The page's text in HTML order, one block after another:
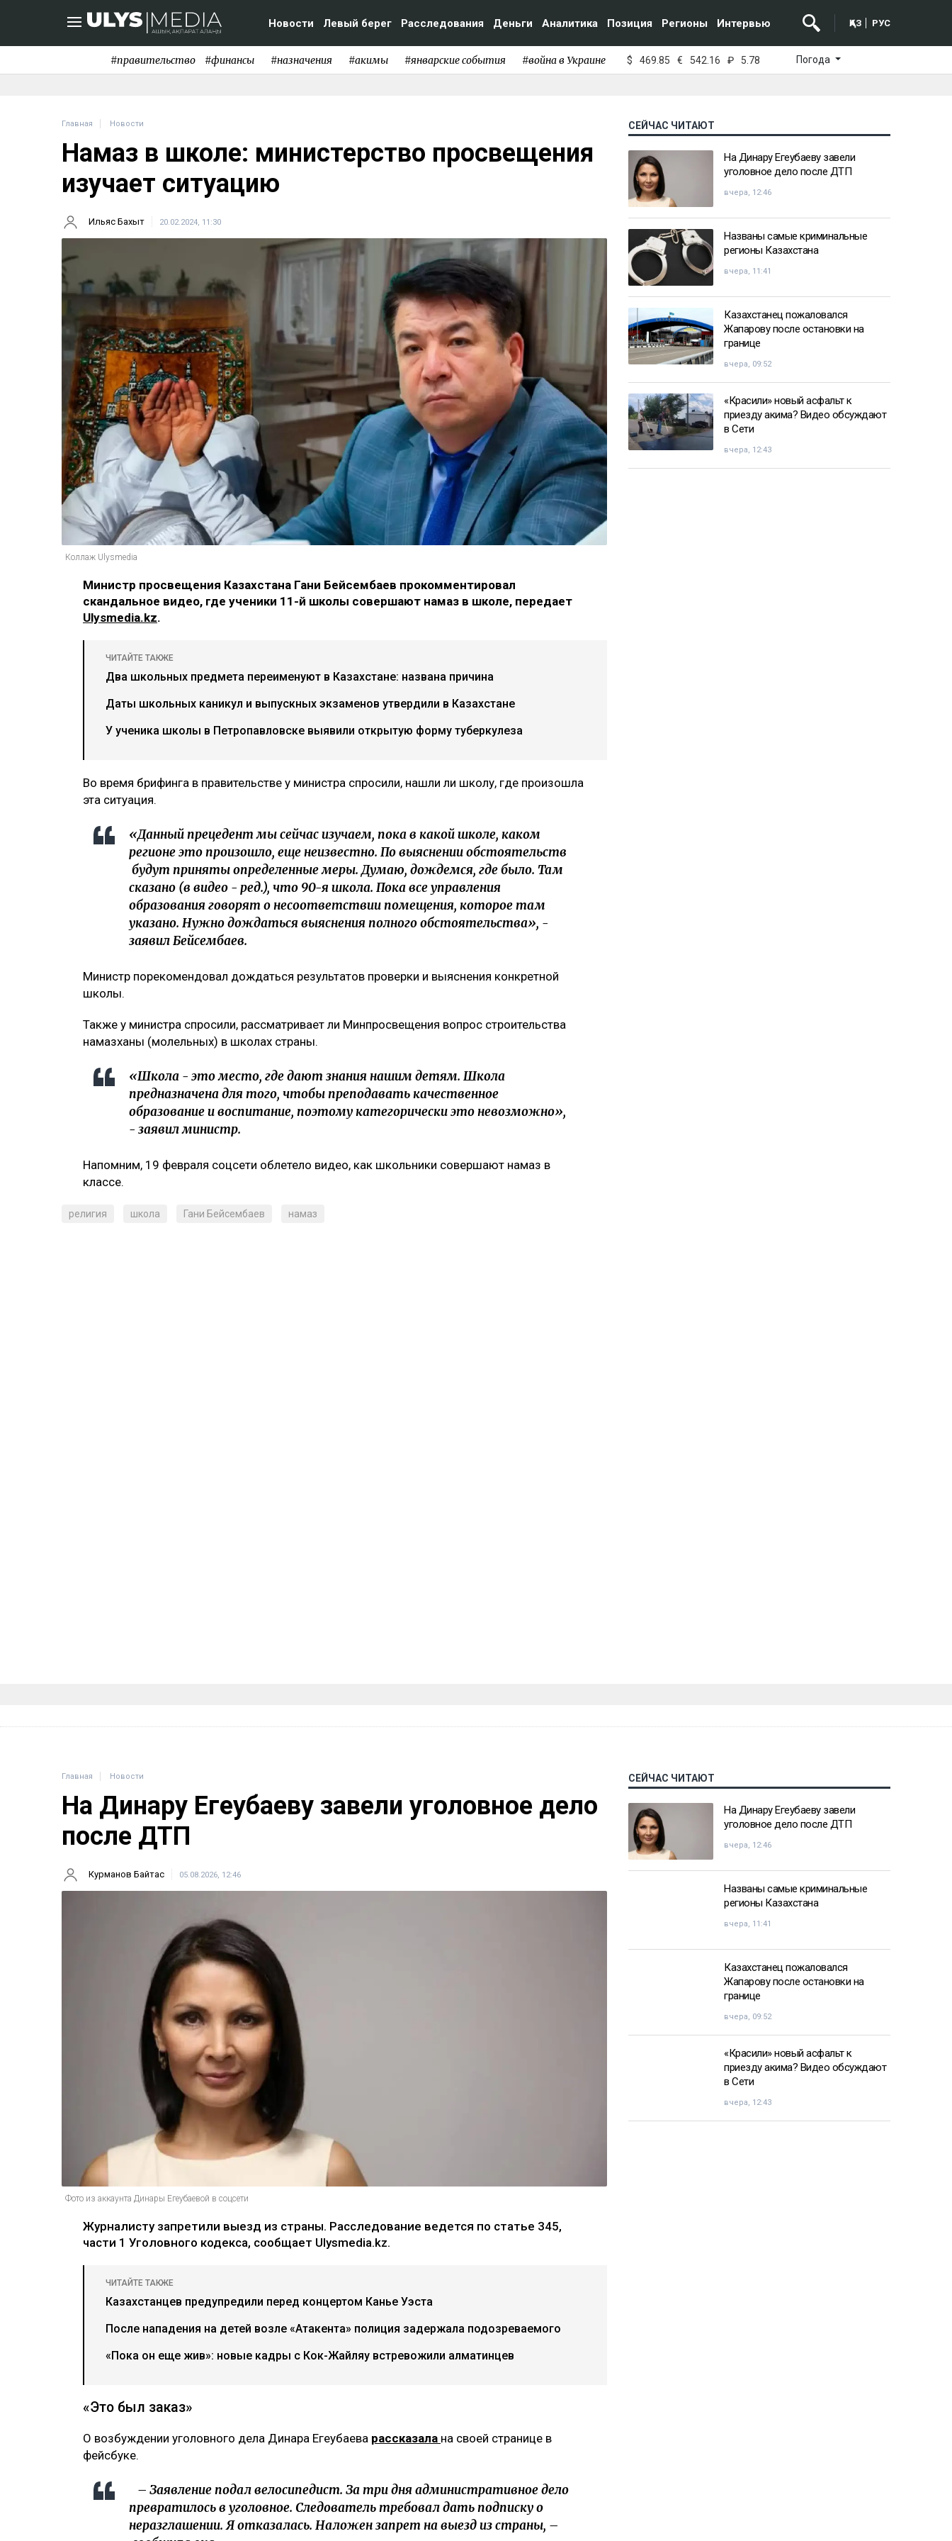
Новости Левый берег Расследования Деньги Аналитика Позиция Регионы Интервью ҚАЗ РУС
#правительство #финансы #назначения #акимы #январские события #война в Украине $ 469.85 € 542.16 ₽ 5.78 Погода
Главная Новости
Намаз в школе: министерство просвещения
изучает ситуацию
Ильяс Бахыт 20.02.2024, 11:30
Коллаж Ulysmedia
Министр просвещения Казахстана Гани Бейсембаев прокомментировал
скандальное видео, где ученики 11-й школы совершают намаз в школе, передает
Ulysmedia.kz.
ЧИТАЙТЕ ТАКЖЕ
Два школьных предмета переименуют в Казахстане: названа причина
Даты школьных каникул и выпускных экзаменов утвердили в Казахстане
У ученика школы в Петропавловске выявили открытую форму туберкулеза
Во время брифинга в правительстве у министра спросили, нашли ли школу, где произошла
эта ситуация.
«Данный прецедент мы сейчас изучаем, пока в какой школе, каком
регионе это произошло, еще неизвестно. По выяснении обстоятельств
будут приняты определенные меры. Думаю, дождемся, где было. Там
сказано (в видео - ред.), что 90-я школа. Пока все управления
образования говорят о несоответствии помещения, которое там
указано. Нужно дождаться выяснения полного обстоятельства», -
заявил Бейсембаев.
Министр порекомендовал дождаться результатов проверки и выяснения конкретной
школы.
Также у министра спросили, рассматривает ли Минпросвещения вопрос строительства
намазханы (молельных) в школах страны.
«Школа - это место, где дают знания нашим детям. Школа
предназначена для того, чтобы преподавать качественное
образование и воспитание, поэтому категорически это невозможно»,
- заявил министр.
Напомним, 19 февраля соцсети облетело видео, как школьники совершают намаз в
классе.
религия школа Гани Бейсембаев намаз
СЕЙЧАС ЧИТАЮТ
На Динару Егеубаеву завели
уголовное дело после ДТП
вчера, 12:46
Названы самые криминальные
регионы Казахстана
вчера, 11:41
Казахстанец пожаловался
Жапарову после остановки на
границе
вчера, 09:52
«Красили» новый асфальт к
приезду акима? Видео обсуждают
в Сети
вчера, 12:43
Главная Новости
На Динару Егеубаеву завели уголовное дело
после ДТП
Курманов Байтас 05.08.2026, 12:46
Фото из аккаунта Динары Егеубаевой в соцсети
Журналисту запретили выезд из страны. Расследование ведется по статье 345,
части 1 Уголовного кодекса, сообщает Ulysmedia.kz.
ЧИТАЙТЕ ТАКЖЕ
Казахстанцев предупредили перед концертом Канье Уэста
После нападения на детей возле «Атакента» полиция задержала подозреваемого
«Пока он еще жив»: новые кадры с Кок-Жайляу встревожили алматинцев
«Это был заказ»
О возбуждении уголовного дела Динара Егеубаева рассказала на своей странице в
фейсбуке.
– Заявление подал велосипедист. За три дня административное дело
превратилось в уголовное. Следователь требовал дать подписку о
неразглашении. Я отказалась. Наложен запрет на выезд из страны, –
СЕЙЧАС ЧИТАЮТ
На Динару Егеубаеву завели
уголовное дело после ДТП
вчера, 12:46
Названы самые криминальные
регионы Казахстана
вчера, 11:41
Казахстанец пожаловался
Жапарову после остановки на
границе
вчера, 09:52
«Красили» новый асфальт к
приезду акима? Видео обсуждают
в Сети
вчера, 12:43